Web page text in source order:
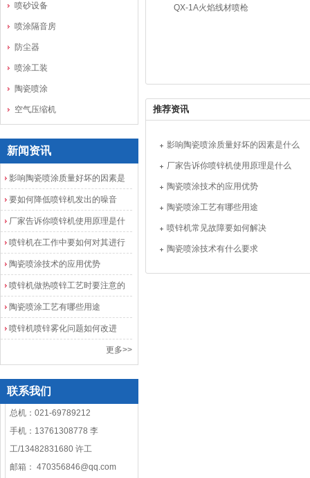
喷砂设备
喷涂隔音房
防尘器
喷涂工装
陶瓷喷涂
空气压缩机
新闻资讯
影响陶瓷喷涂质量好坏的因素是
什么
要如何降低喷锌机发出的噪音
厂家告诉你喷锌机使用原理是什
么
喷锌机在工作中要如何对其进行
检查和保养
陶瓷喷涂技术的应用优势
喷锌机做热喷锌工艺时要注意的
几点问题
陶瓷喷涂工艺有哪些用途
喷锌机喷锌雾化问题如何改进
更多>>
联系我们
总机：021-69789212
手机：13761308778 李
工/13482831680 许工
邮箱： 470356846@qq.com
QX-1A火焰线材喷枪
推荐资讯
影响陶瓷喷涂质量好坏的因素是什么
厂家告诉你喷锌机使用原理是什么
陶瓷喷涂技术的应用优势
陶瓷喷涂工艺有哪些用途
喷锌机常见故障要如何解决
陶瓷喷涂技术有什么要求